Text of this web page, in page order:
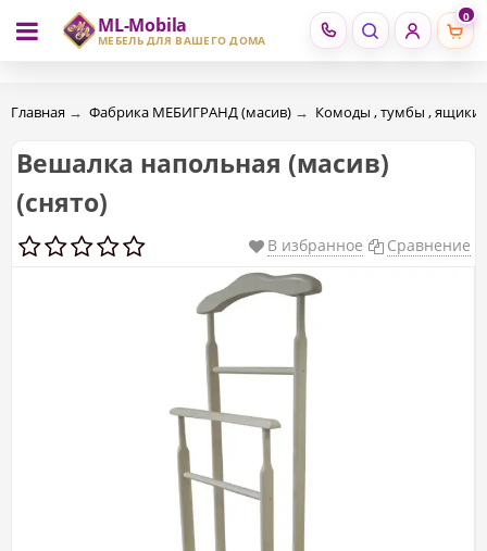
ML-Mobila
МЕБЕЛЬ ДЛЯ ВАШЕГО ДОМА
0
RU RO
Главная → Фабрика МЕБИГРАНД (масив) → Комоды , тумбы ,
Вешалка напольная (масив)
(снято)
В избранное Сравнение